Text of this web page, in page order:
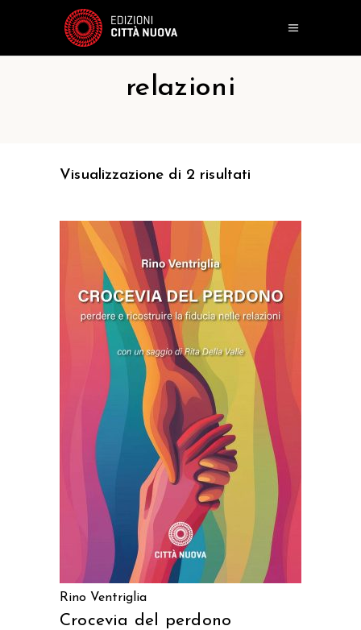
relazioni
Visualizzazione di 2 risultati
AGGIUNGI AL CARRELLO
Rino Ventriglia
Crocevia del perdono